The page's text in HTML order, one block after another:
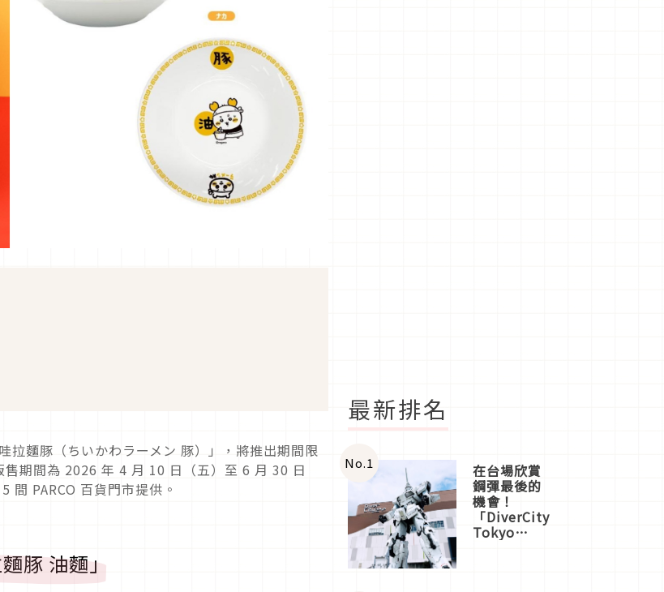
拉麵豚（ちいかわラーメン 豚）」，將推出期間限
期間為 2026 年 4 月 10 日（五）至 6 月 30 日
間 PARCO 百貨門市提供。
豚 油麵」
最新排名
No.1 在台場欣賞
鋼彈最後的
機會！
「DiverCity
Tokyo